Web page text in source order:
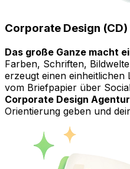
Corporate Design
Das große Ganze macht
Farben, Schriften,
erzeugt einen
vom Briefpapier über
Corporate Design Agentur
Orientierung geben und